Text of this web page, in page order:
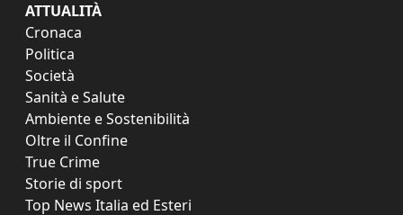
ATTUALITÀ
Cronaca
Politica
Società
Sanità e Salute
Ambiente e Sostenibilità
Oltre il Confine
True Crime
Storie di sport
Top News Italia ed Esteri